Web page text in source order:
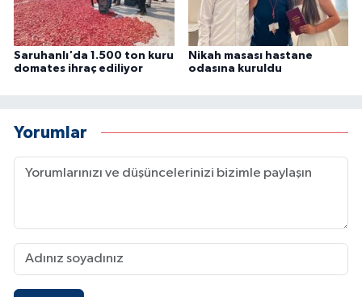
Saruhanlı'da 1.500 ton kuru
domates ihraç ediliyor
Nikah masası hastane
odasına kuruldu
Yorumlar